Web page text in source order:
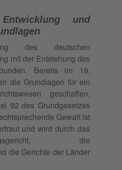
und
des deutschen
mit der Entstehung des
Bereits im 19.
die Grundlagen für ein
geschaffen,
92 des Grundgesetzes
Gewalt ist
und wird durch das
die
die Gerichte der Länder